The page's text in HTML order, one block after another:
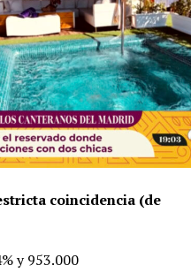
coincidencia (de
y 953.000